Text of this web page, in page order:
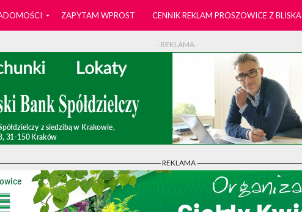
ZAPYTAM WPROST CENNIK REKLAM PROSZOWICE Z BLISKA
- REKLAMA -
- REKLAMA -